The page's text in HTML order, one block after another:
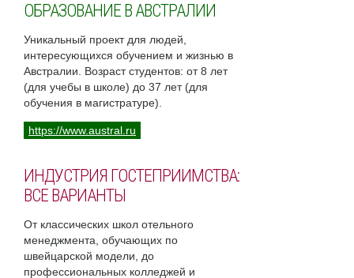
ОБРАЗОВАНИЕ В АВСТРАЛИИ
Уникальный проект для людей,
интересующихся обучением и жизнью в
Австралии. Возраст студентов: от 8 лет
(для учебы в школе) до 37 лет (для
обучения в магистратуре).
https://www.austral.ru
ИНДУСТРИЯ ГОСТЕПРИИМСТВА:
ВСЕ ВАРИАНТЫ
От классических школ отельного
менеджмента, обучающих по
швейцарской модели, до
профессиональных колледжей и